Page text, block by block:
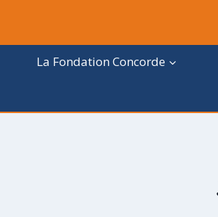
La Fondation Concorde